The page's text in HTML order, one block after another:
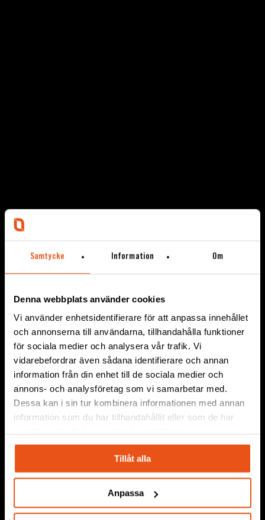
Samtycke Information Om
Denna webbplats använder cookies
Vi använder enhetsidentifierare för att anpassa innehållet
och annonserna till användarna, tillhandahålla funktioner
för sociala medier och analysera vår trafik. Vi
vidarebefordrar även sådana identifierare och annan
information från din enhet till de sociala medier och
annons- och analysföretag som vi samarbetar med.
Dessa kan i sin tur kombinera informationen med annan
information som du har tillhandahållit eller som de har
Tillåt alla
Anpassa
MENDI
Se och kontrollera din hjärnaktivitet,
skapa nya vanor och njut av bättre
hjärnhälsa och mentalt välbefinnande.